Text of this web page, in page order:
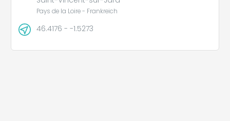
Pays de la Loire - Frankreich
46.4176 - -1.5273